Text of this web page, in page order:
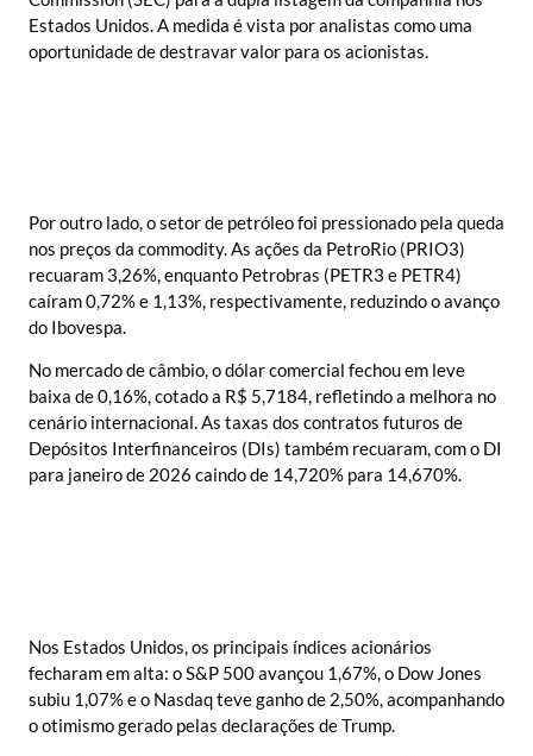
Estados Unidos. A medida é vista por analistas como uma
oportunidade de destravar valor para os acionistas.
Por outro lado, o setor de petróleo foi pressionado pela queda
nos preços da commodity. As ações da PetroRio (PRIO3)
recuaram 3,26%, enquanto Petrobras (PETR3 e PETR4)
caíram 0,72% e 1,13%, respectivamente, reduzindo o avanço
do Ibovespa.
No mercado de câmbio, o dólar comercial fechou em leve
baixa de 0,16%, cotado a R$ 5,7184, refletindo a melhora no
cenário internacional. As taxas dos contratos futuros de
Depósitos Interfinanceiros (DIs) também recuaram, com o DI
para janeiro de 2026 caindo de 14,720% para 14,670%. ​
Nos Estados Unidos, os principais índices acionários
fecharam em alta: o S&P 500 avançou 1,67%, o Dow Jones
subiu 1,07% e o Nasdaq teve ganho de 2,50%, acompanhando
o otimismo gerado pelas declarações de Trump.